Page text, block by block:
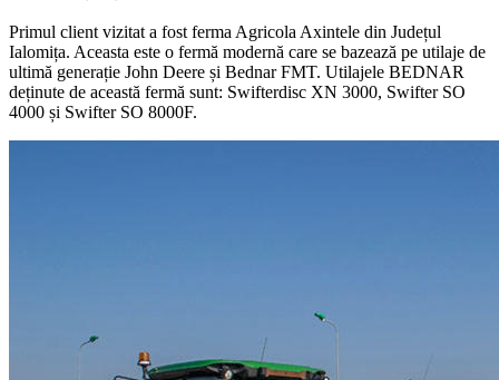
Primul client vizitat a fost ferma Agricola Axintele din Județul
Ialomița. Aceasta este o fermă modernă care se bazează pe utilaje de
ultimă generație John Deere și Bednar FMT. Utilajele BEDNAR
deținute de această fermă sunt: Swifterdisc XN 3000, Swifter SO
4000 și Swifter SO 8000F.